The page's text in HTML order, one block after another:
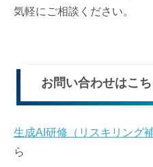
気軽にご相談ください。
お問い合わせはこち
生成AI研修（リスキリング
ら